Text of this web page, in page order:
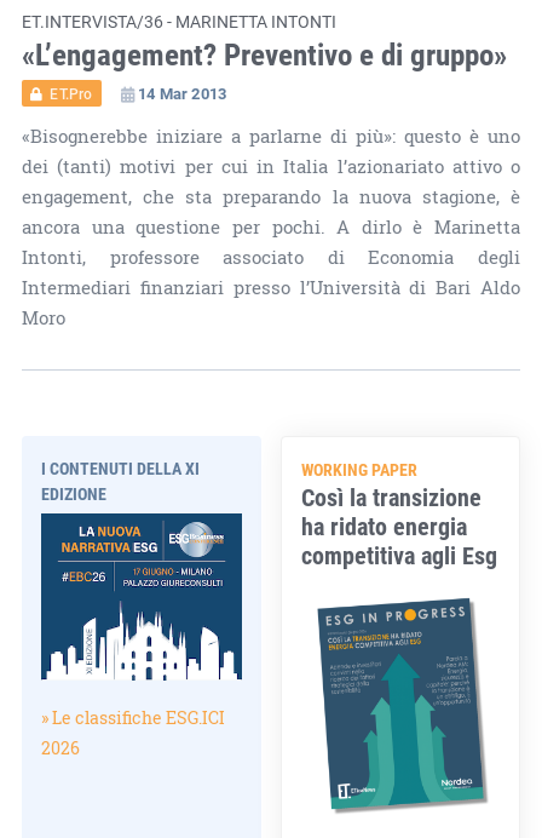
ET.INTERVISTA/36 - MARINETTA INTONTI
«L’engagement? Preventivo e di gruppo»
ET.Pro 14 Mar 2013
«Bisognerebbe iniziare a parlarne di più»: questo è uno
dei (tanti) motivi per cui in Italia l’azionariato attivo o
engagement, che sta preparando la nuova stagione, è
ancora una questione per pochi. A dirlo è Marinetta
Intonti, professore associato di Economia degli
Intermediari finanziari presso l’Università di Bari Aldo
Moro
I CONTENUTI DELLA XI
EDIZIONE
» Le classifiche ESG.ICI
2026
WORKING PAPER
Così la transizione
ha ridato energia
competitiva agli Esg